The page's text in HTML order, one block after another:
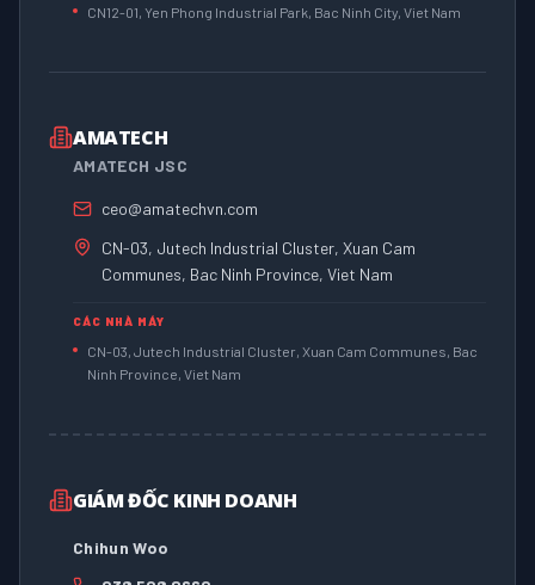
CN12-01, Yen Phong Industrial Park, Bac Ninh City, Viet Nam
AMATECH
AMATECH JSC
ceo@amatechvn.com
CN-03, Jutech Industrial Cluster, Xuan Cam
Communes, Bac Ninh Province, Viet Nam
CÁC NHÀ MÁY
CN-03, Jutech Industrial Cluster, Xuan Cam Communes, Bac
Ninh Province, Viet Nam
GIÁM ĐỐC KINH DOANH
Chihun Woo